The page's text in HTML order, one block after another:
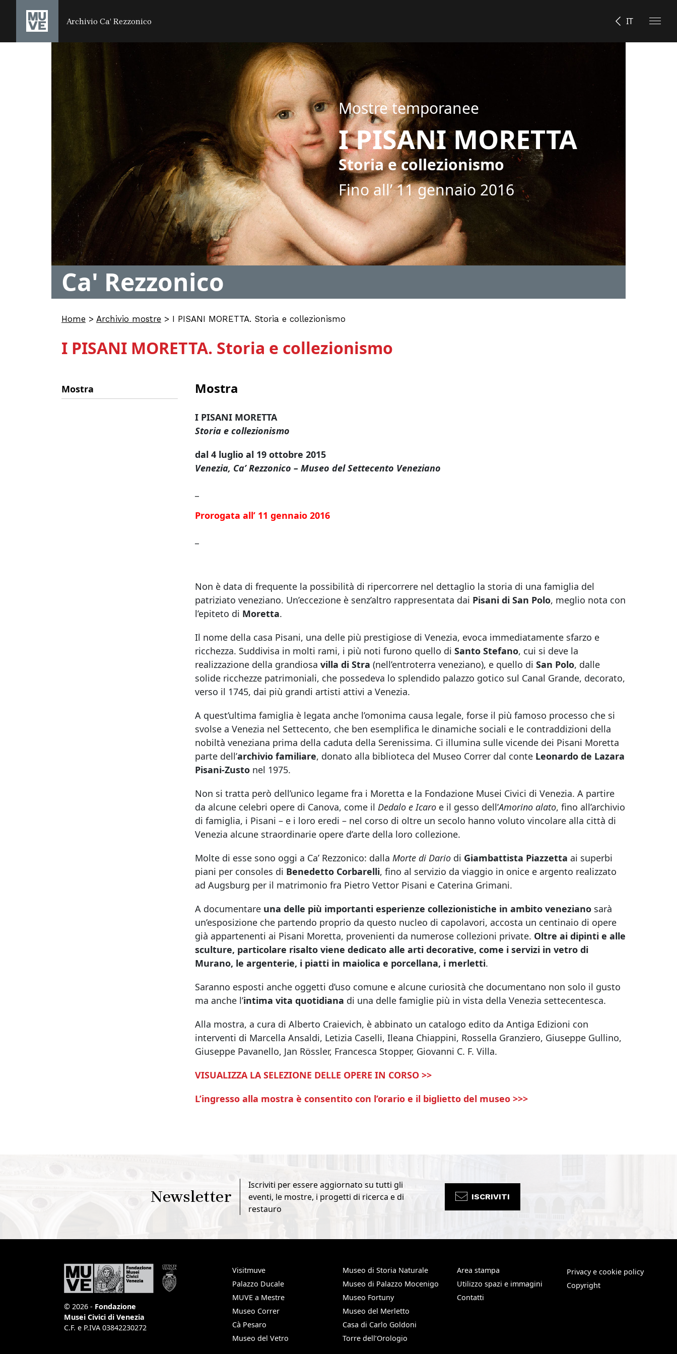
SALTA AL CONTENUTO PRINCIPALE
Archivio Ca’ Rezzonico
IT
Mostre temporanee
I PISANI MORETTA
Storia e collezionismo
Fino all’ 11 gennaio 2016
Ca' Rezzonico
Home > Archivio mostre > I PISANI MORETTA. Storia e collezionismo
I PISANI MORETTA. Storia e collezionismo
Mostra Mostra
I PISANI MORETTA
Storia e collezionismo
dal 4 luglio al 19 ottobre 2015
Venezia, Ca’ Rezzonico – Museo del Settecento Veneziano
Prorogata all’ 11 gennaio 2016
Non è data di frequente la possibilità di ripercorrere nel dettaglio la storia di una famiglia del
patriziato veneziano. Un’eccezione è senz’altro rappresentata dai Pisani di San Polo, meglio nota con
l’epiteto di Moretta.
Il nome della casa Pisani, una delle più prestigiose di Venezia, evoca immediatamente sfarzo e
ricchezza. Suddivisa in molti rami, i più noti furono quello di Santo Stefano, cui si deve la
realizzazione della grandiosa villa di Stra (nell’entroterra veneziano), e quello di San Polo, dalle
solide ricchezze patrimoniali, che possedeva lo splendido palazzo gotico sul Canal Grande, decorato,
verso il 1745, dai più grandi artisti attivi a Venezia.
A quest’ultima famiglia è legata anche l’omonima causa legale, forse il più famoso processo che si
svolse a Venezia nel Settecento, che ben esemplifica le dinamiche sociali e le contraddizioni della
nobiltà veneziana prima della caduta della Serenissima. Ci illumina sulle vicende dei Pisani Moretta
parte dell’archivio familiare, donato alla biblioteca del Museo Correr dal conte Leonardo de Lazara
Pisani-Zusto nel 1975.
Non si tratta però dell’unico legame fra i Moretta e la Fondazione Musei Civici di Venezia. A partire
da alcune celebri opere di Canova, come il Dedalo e Icaro e il gesso dell’Amorino alato, fino all’archivio
di famiglia, i Pisani – e i loro eredi – nel corso di oltre un secolo hanno voluto vincolare alla città di
Venezia alcune straordinarie opere d’arte della loro collezione.
Molte di esse sono oggi a Ca’ Rezzonico: dalla Morte di Dario di Giambattista Piazzetta ai superbi
piani per consoles di Benedetto Corbarelli, fino al servizio da viaggio in onice e argento realizzato
ad Augsburg per il matrimonio fra Pietro Vettor Pisani e Caterina Grimani.
A documentare una delle più importanti esperienze collezionistiche in ambito veneziano sarà
un’esposizione che partendo proprio da questo nucleo di capolavori, accosta un centinaio di opere
già appartenenti ai Pisani Moretta, provenienti da numerose collezioni private. Oltre ai dipinti e alle
sculture, particolare risalto viene dedicato alle arti decorative, come i servizi in vetro di
Murano, le argenterie, i piatti in maiolica e porcellana, i merletti.
Saranno esposti anche oggetti d’uso comune e alcune curiosità che documentano non solo il gusto
ma anche l’intima vita quotidiana di una delle famiglie più in vista della Venezia settecentesca.
Alla mostra, a cura di Alberto Craievich, è abbinato un catalogo edito da Antiga Edizioni con
interventi di Marcella Ansaldi, Letizia Caselli, Ileana Chiappini, Rossella Granziero, Giuseppe Gullino,
Giuseppe Pavanello, Jan Rössler, Francesca Stopper, Giovanni C. F. Villa.
VISUALIZZA LA SELEZIONE DELLE OPERE IN CORSO >>
L’ingresso alla mostra è consentito con l’orario e il biglietto del museo >>>
Newsletter
Iscriviti per essere aggiornato su tutti gli
eventi, le mostre, i progetti di ricerca e di
restauro
ISCRIVITI
© 2026 - Fondazione
Musei Civici di Venezia
C.F. e P.IVA 03842230272
Visitmuve
Palazzo Ducale
MUVE a Mestre
Museo Correr
Cà Pesaro
Museo del Vetro
Museo di Storia Naturale
Museo di Palazzo Mocenigo
Museo Fortuny
Museo del Merletto
Casa di Carlo Goldoni
Torre dell’Orologio
Area stampa
Utilizzo spazi e immagini
Contatti
Privacy e cookie policy
Copyright